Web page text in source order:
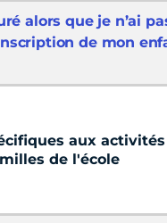
alors que je n’ai
de mon
aux
de l'école